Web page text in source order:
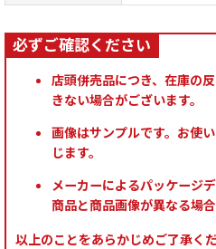
店頭併売品につき、在庫の
きない場合がございます。
画像はサンプルです。お使
じます。
メーカーによるパッケージ
商品と商品画像が異なる場合
以上のことをあらかじめご了承くだ